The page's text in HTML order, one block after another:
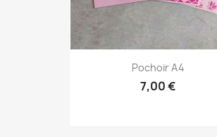
Pochoir A4
7,00 €